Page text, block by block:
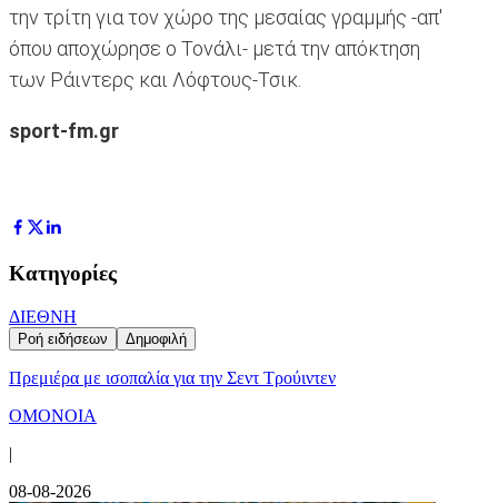
την τρίτη για τον χώρο της μεσαίας γραμμής -απ'
όπου αποχώρησε ο Τονάλι- μετά την απόκτηση
των Ράιντερς και Λόφτους-Τσικ.
sport-fm.gr
Κατηγορίες
ΔΙΕΘΝΗ
Ροή ειδήσεων Δημοφιλή
Πρεμιέρα με ισοπαλία για την Σεντ Τρούιντεν
ΟΜΟΝΟΙΑ
|
08-08-2026